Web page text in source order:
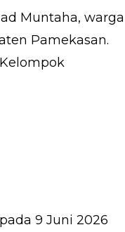
Muntaha, warga
Pamekasan.
9 Juni 2026